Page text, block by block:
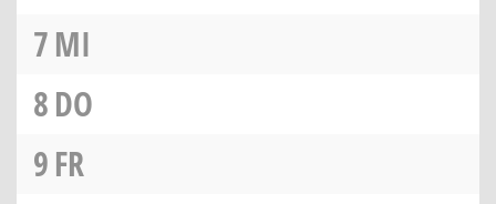
7MI
8DO
9FR